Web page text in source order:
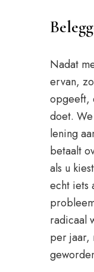
Nadat
ervan,
opgeeft,
doet.
lening
betaalt
als u
echt iets
radicaal
per jaar,